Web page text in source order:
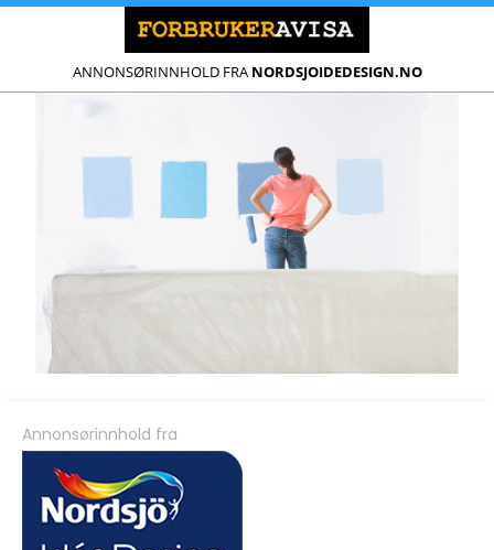
ANNONSØRINNHOLD FRA NORDSJOIDEDESIGN.NO
Annonsørinnhold fra